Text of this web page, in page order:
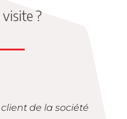
?
client de la société